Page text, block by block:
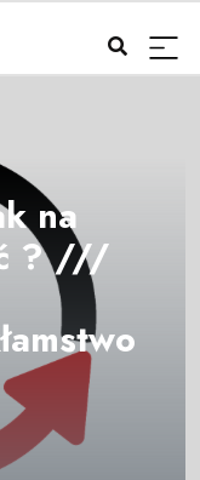
na
? ///